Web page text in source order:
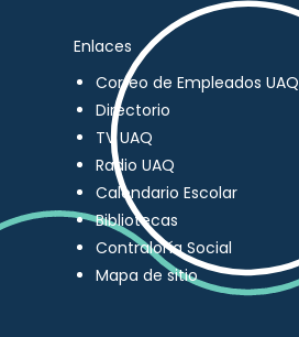
Enlaces
Correo de Empleados UAQ
Directorio
TV UAQ
Radio UAQ
Calendario Escolar
Bibliotecas
Contraloría Social
Mapa de sitio